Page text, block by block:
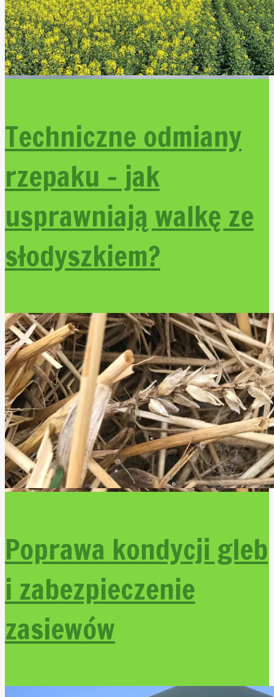
Techniczne odmiany
rzepaku – jak
usprawniają walkę ze
słodyszkiem?
Poprawa kondycji gleb
i zabezpieczenie
zasiewów